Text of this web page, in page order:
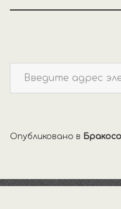
Введите адрес электронной почты…
Опубликовано в